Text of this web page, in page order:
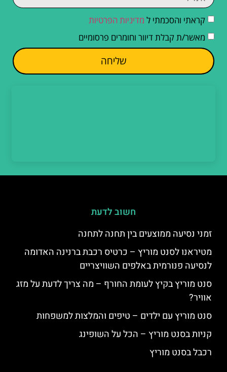
קראתי והסכמתי ל מדיניות הפרטיות
מאשר/ת קבלת דיוור וחומרים פרסומיים
שליחה
חשוב לדעת
זמני נסיעה ממוצעים בין תחנה לתחנה
מטיראנו לסנט מוריץ – כרטיס רכבת ברנינה האדומה
לנסיעה פנורמית באלפים השוויצריים
סנט מוריץ בקיץ לעומת החורף – מה צריך לדעת על מזג
אוויר?
סנט מוריץ עם ילדים – טיפים והמלצות למשפחות
קניות בסנט מוריץ – הכל על השופינג
רכבל בסנט מוריץ